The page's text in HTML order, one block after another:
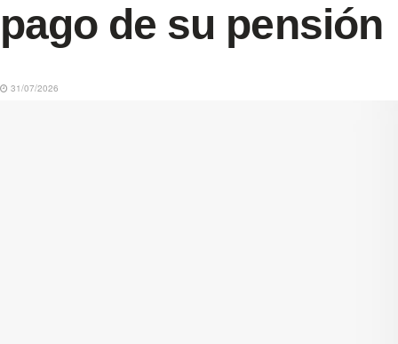
pago de su pensión
31/07/2026